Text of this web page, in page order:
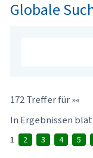
Globale
172 Treffer für »«
In Ergebnissen
1 2 3 4 5